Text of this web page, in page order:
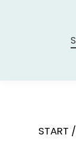
START /